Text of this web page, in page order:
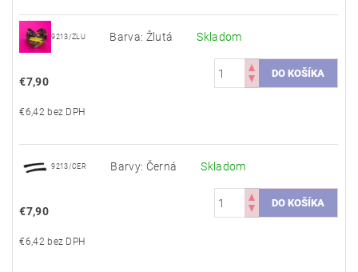
9213/ZLU Barva: Žlutá Skladom
€7,90
€6,42 bez DPH
9213/CER Barvy: Černá Skladom
€7,90
€6,42 bez DPH